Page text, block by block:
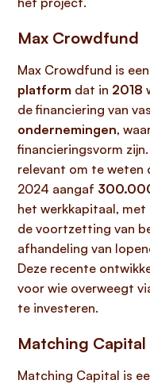
Max Crowdfund
Max Crowdfund is een
platform dat in 2018
de financiering van
ondernemingen,
financieringsvorm
relevant om te
2024 aangaf
het werkkapitaal,
de voortzetting van
afhandeling van
Deze recente
voor wie overweegt
te investeren.
Matching Capital
Matching Capital is